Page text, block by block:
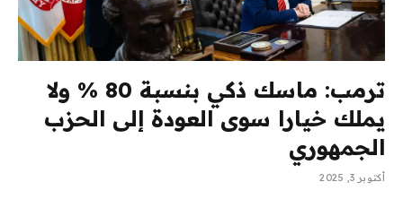
ترمب: ماسك ذكي بنسبة 80 % ولا
يملك خيارا سوى العودة إلى الحزب
الجمهوري
أكتوبر 3, 2025